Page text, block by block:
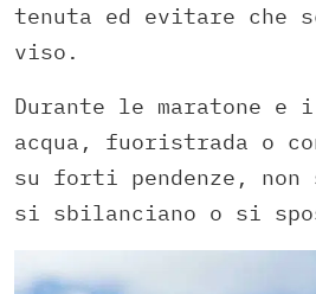
tenuta ed evitare che
viso.
Durante le maratone
acqua, fuoristrada o
su forti pendenze, non
si sbilanciano o si